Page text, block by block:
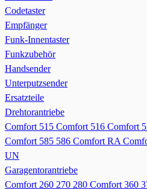
Codetaster
Empfänger
Funk-Innentaster
Funkzubehör
Handsender
Unterputzsender
Ersatzteile
Drehtorantriebe
Comfort 515 Comfort 516 Comfort
Comfort 585 586 Comfort RA
UN
Garagentorantriebe
Comfort 260 270 280 Comfort 360